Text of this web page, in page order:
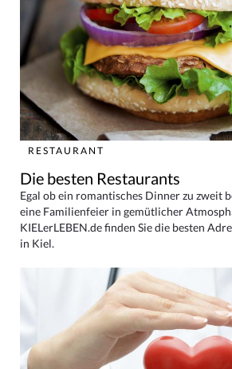
RESTAURANT
Die besten Restaurants
Egal ob ein romantisches Dinner zu zweit
eine Familienfeier in gemütlicher
KIELerLEBEN.de finden Sie die besten
in Kiel.